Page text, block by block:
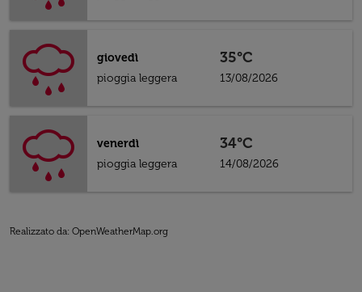
giovedì
pioggia leggera
35°C
13/08/2026
venerdì
pioggia leggera
34°C
14/08/2026
Realizzato da: OpenWeatherMap.org